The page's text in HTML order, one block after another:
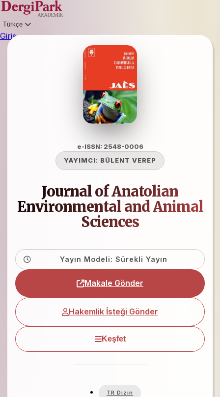
Türkçe
Giriş
e-ISSN: 2548-0006
YAYIMCI: BÜLENT VEREP
Journal of Anatolian
Environmental and Animal
Sciences
Yayın Modeli: Sürekli Yayın
Makale Gönder
Hakemlik İsteği Gönder
Keşfet
TR Dizin